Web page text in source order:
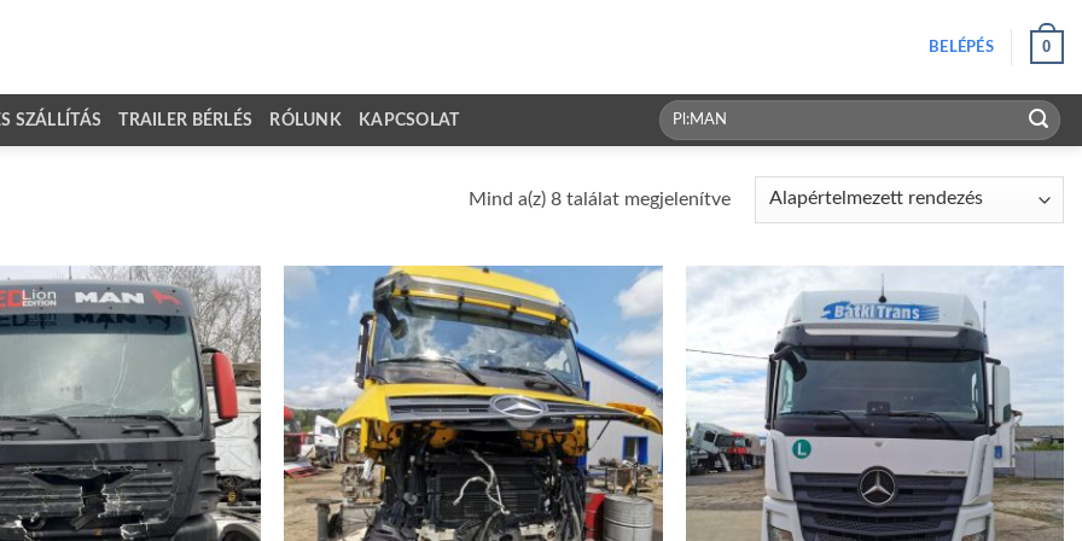
BELÉPÉS 0
SZÁLLÍTÁS TRAILER BÉRLÉS RÓLUNK KAPCSOLAT
Keresés
a
Mind a(z) 8 találat megjelenítve